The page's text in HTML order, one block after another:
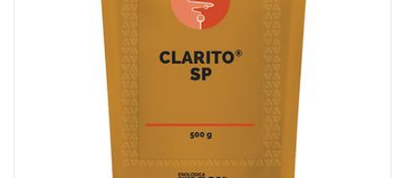
Favoritos